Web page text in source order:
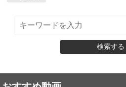
検索する